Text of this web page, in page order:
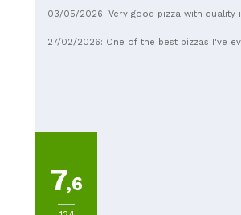
03/05/2026: Very good pizza with quality
27/02/2026: One of the best pizzas I've
7,6